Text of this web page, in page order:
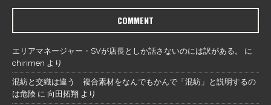
COMMENT
エリアマネージャー・SVが店長としか話さないのには訳がある。
に
chirimen より
混紡と交織は違う 複合素材をなんでもかんで「混紡」と説明するの
は危険 に 向田拓翔 より